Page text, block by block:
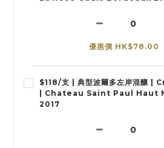
優惠價 HK$78.00
$118/支 | 典型波爾多左岸混釀
| Chateau Saint Paul Haut
2017